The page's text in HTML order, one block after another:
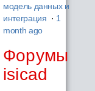
модель данных и
интеграция · 1
month ago
Форумы
isicad